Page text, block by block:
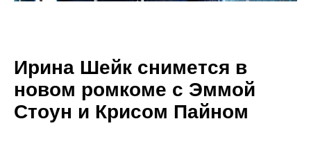
Ирина Шейк снимется в
новом ромкоме с Эммой
Стоун и Крисом Пайном